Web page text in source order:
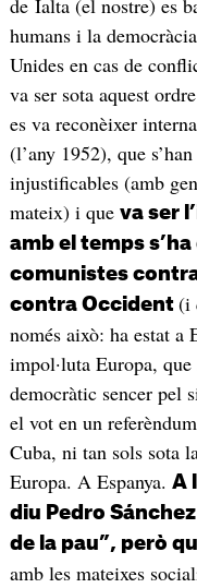
de Ialta (el nostre) es
humans i la
Unides en cas de
va ser sota aquest
es va reconèixer
(l’any 1952), que
injustificables (amb
mateix) i que va ser
amb el temps
comunistes
contra Occident (i
només això: ha estat a
impol·luta Europa,
democràtic sencer pel
el vot en un
Cuba, ni tan sols sota
Europa. A Espanya. A
diu Pedro
de la pau”, però
amb les mateixes